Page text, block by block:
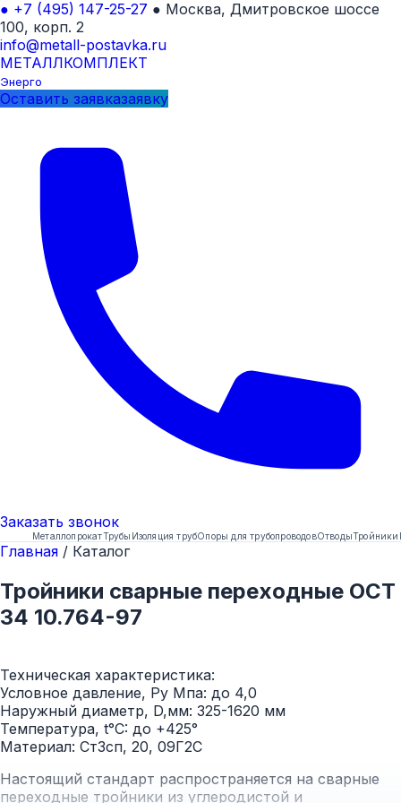
● +7 (495) 147-25-27 ● Москва, Дмитровское шоссе
100, корп. 2
info@metall-postavka.ru
МЕТАЛЛКОМПЛЕКТ
Энерго
Оставить заявказаявку
Заказать звонок
МеталлопрокатТрубы Изоляция трубОпоры для трубопроводовОтводыТройники
Главная / Каталог
Тройники сварные переходные ОСТ
34 10.764-97
Техническая характеристика:
Условное давление, Ру Мпа: до 4,0
Наружный диаметр, D,мм: 325-1620 мм
Температура, t°C: до +425°
Материал: Ст3сп, 20, 09Г2С
Настоящий стандарт распространяется на сварные
переходные тройники из углеродистой и